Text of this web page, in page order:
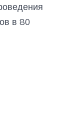
в 80